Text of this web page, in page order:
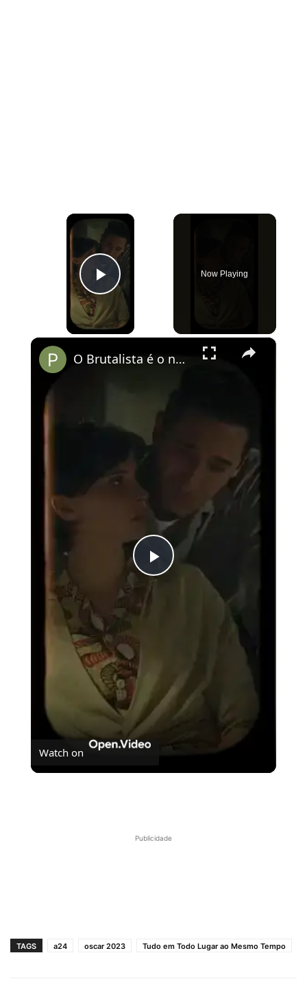
×
Play Video
Now Playing
×
Play
O Brutalista é o novo O Pianista?
Watch on
Publicidade
TAGS a24 oscar 2023 Tudo em Todo Lugar ao Mesmo Tempo